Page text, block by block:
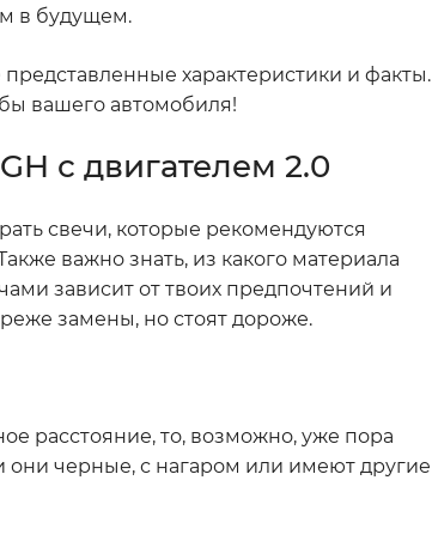
в будущем.
характеристики и факты.
вашего автомобиля!
с двигателем 2.0
свечи, которые рекомендуются
важно знать, из какого материала
зависит от твоих предпочтений и
замены, но стоят дороже.
расстояние, то, возможно, уже пора
они черные, с нагаром или имеют другие